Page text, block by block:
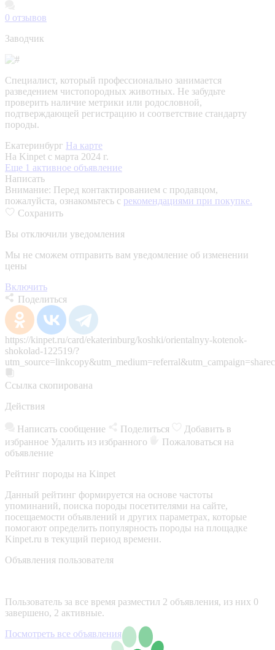
0 отзывов
Заводчик
Специалист, который профессионально занимается
разведением чистопородных животных. Не забудьте
проверить наличие метрики или родословной,
подтверждающей регистрацию и соответствие стандарту
породы.
Екатеринбург На карте
На Kinpet c марта 2024 г.
Еще 1 активное объявление
Написать
Внимание: Перед контактированием с продавцом,
пожалуйста, ознакомьтесь с рекомендациями при покупке.
Сохранить
Вы отключили уведомления
Мы не сможем отправить вам уведомление об изменении
цены
Включить
Поделиться
https://kinpet.ru/card/ekaterinburg/koshki/orientalnyy-kotenok-
shokolad-122519/?
Ссылка скопирована
Действия
Написать сообщение Поделиться
Добавить в
избранное Удалить из избранного
Пожаловаться на
объявление
Рейтинг породы на Kinpet
Данный рейтинг формируется на основе частоты
упоминаний, поиска породы посетителями на сайте,
посещаемости объявлений и других параметрах, которые
помогают определить популярность породы на площадке
Kinpet.ru в текущий период времени.
Объявления пользователя
Пользователь за все время разместил 2 объявления, из них 0
завершено, 2 активные.
Посмотреть все объявления